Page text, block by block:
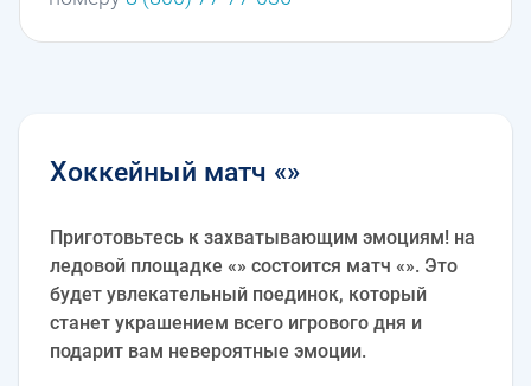
Хоккейный матч «»
Приготовьтесь к захватывающим эмоциям! на
ледовой площадке «» состоится матч «». Это
будет увлекательный поединок, который
станет украшением всего игрового дня и
подарит вам невероятные эмоции.